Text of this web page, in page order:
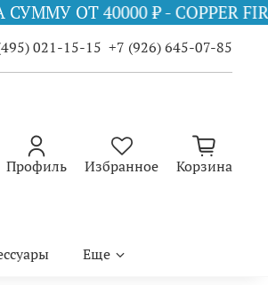
COPPER FIRMING MIST 75
021-15-15 +7 (926) 645-07-85
Профиль Избранное Корзина
Еще